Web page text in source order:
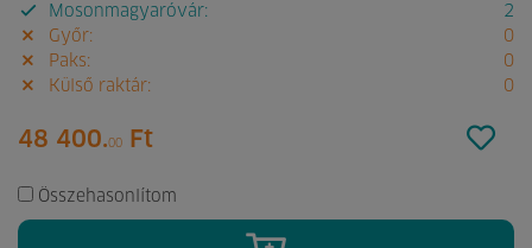
Mosonmagyaróvár:
2
Győr:
0
Paks:
0
Külső raktár:
0
48 400.00 Ft
Összehasonlítom